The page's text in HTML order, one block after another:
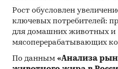
микропредприятия
средние предприятия
Приведена информация
операторах рынка
Информация о
Рост обусловлен
ключевых потребителей:
для домашних животных и
мясоперерабатывающих
По данным «Анализа